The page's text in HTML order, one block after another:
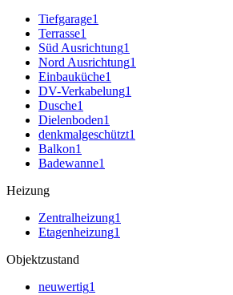
Tiefgarage1
Terrasse1
Süd Ausrichtung1
Nord Ausrichtung1
Einbauküche1
DV-Verkabelung1
Dusche1
Dielenboden1
denkmalgeschützt1
Balkon1
Badewanne1
Heizung
Zentralheizung1
Etagenheizung1
Objektzustand
neuwertig1